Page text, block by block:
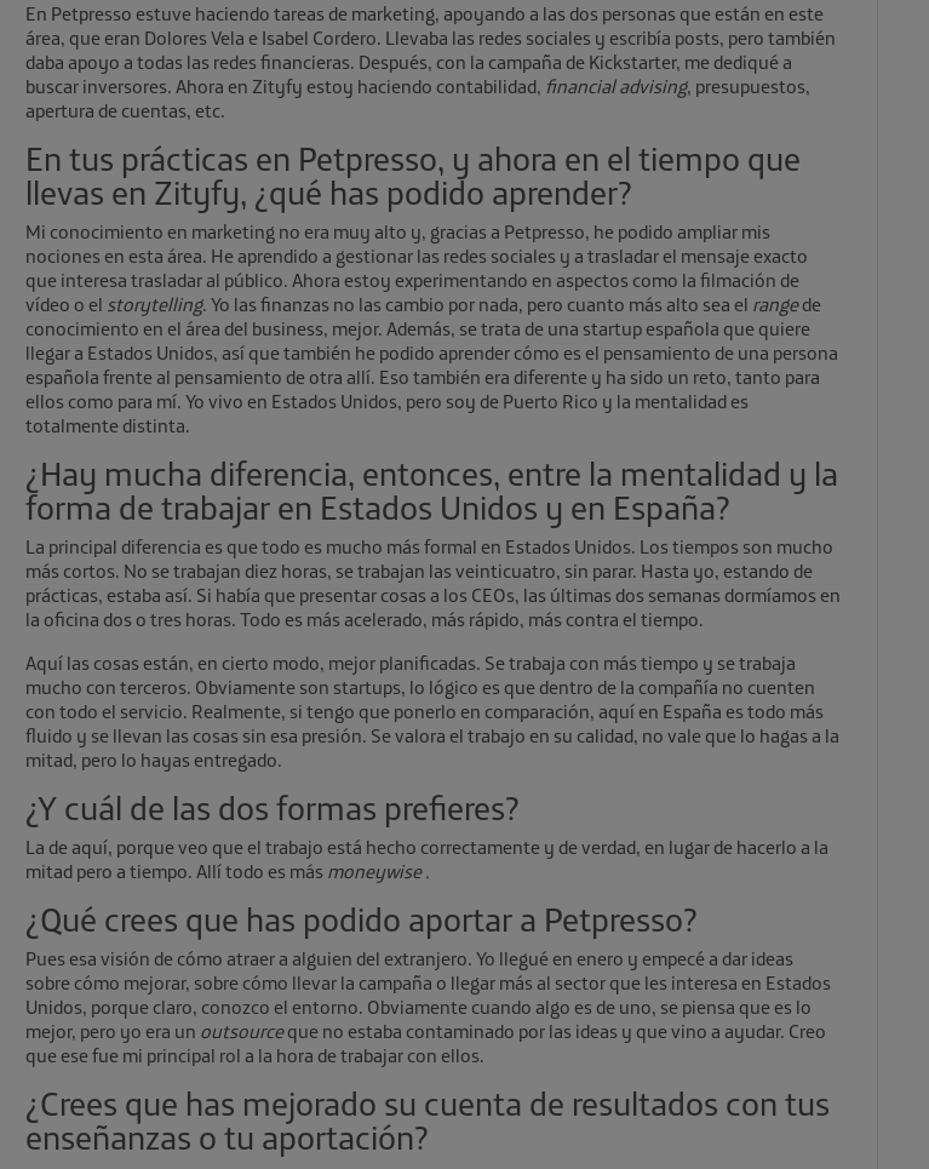
En Petpresso estuve haciendo tareas de marketing, apoyando a las dos personas que están en este
área, que eran Dolores Vela e Isabel Cordero. Llevaba las redes sociales y escribía posts, pero también
daba apoyo a todas las redes financieras. Después, con la campaña de Kickstarter, me dediqué a
buscar inversores. Ahora en Zityfy estoy haciendo contabilidad, financial advising, presupuestos,
apertura de cuentas, etc.
En tus prácticas en Petpresso, y ahora en el tiempo que
llevas en Zityfy, ¿qué has podido aprender?
Mi conocimiento en marketing no era muy alto y, gracias a Petpresso, he podido ampliar mis
nociones en esta área. He aprendido a gestionar las redes sociales y a trasladar el mensaje exacto
que interesa trasladar al público. Ahora estoy experimentando en aspectos como la filmación de
vídeo o el storytelling. Yo las finanzas no las cambio por nada, pero cuanto más alto sea el rangede
conocimiento en el área del business, mejor. Además, se trata de una startup española que quiere
llegar a Estados Unidos, así que también he podido aprender cómo es el pensamiento de una persona
española frente al pensamiento de otra allí. Eso también era diferente y ha sido un reto, tanto para
ellos como para mí. Yo vivo en Estados Unidos, pero soy de Puerto Rico y la mentalidad es
totalmente distinta.
¿Hay mucha diferencia, entonces, entre la mentalidad y la
forma de trabajar en Estados Unidos y en España?
La principal diferencia es que todo es mucho más formal en Estados Unidos. Los tiempos son mucho
más cortos. No se trabajan diez horas, se trabajan las veinticuatro, sin parar. Hasta yo, estando de
prácticas, estaba así. Si había que presentar cosas a los CEOs, las últimas dos semanas dormíamos en
la oficina dos o tres horas. Todo es más acelerado, más rápido, más contra el tiempo.
Aquí las cosas están, en cierto modo, mejor planificadas. Se trabaja con más tiempo y se trabaja
mucho con terceros. Obviamente son startups, lo lógico es que dentro de la compañía no cuenten
con todo el servicio. Realmente, si tengo que ponerlo en comparación, aquí en España es todo más
fluido y se llevan las cosas sin esa presión. Se valora el trabajo en su calidad, no vale que lo hagas a la
mitad, pero lo hayas entregado.
¿Y cuál de las dos formas prefieres?
La de aquí, porque veo que el trabajo está hecho correctamente y de verdad, en lugar de hacerlo a la
mitad pero a tiempo. Allí todo es más moneywise .
¿Qué crees que has podido aportar a Petpresso?
Pues esa visión de cómo atraer a alguien del extranjero. Yo llegué en enero y empecé a dar ideas
sobre cómo mejorar, sobre cómo llevar la campaña o llegar más al sector que les interesa en Estados
Unidos, porque claro, conozco el entorno. Obviamente cuando algo es de uno, se piensa que es lo
mejor, pero yo era un outsourceque no estaba contaminado por las ideas y que vino a ayudar. Creo
que ese fue mi principal rol a la hora de trabajar con ellos.
¿Crees que has mejorado su cuenta de resultados con tus
enseñanzas o tu aportación?